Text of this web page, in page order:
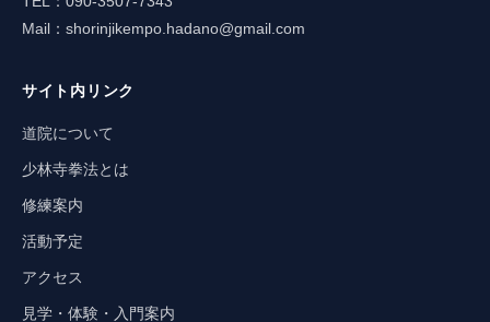
Mail： shorinjikempo.hadano@gmail.com
サイト内リンク
道院について
少林寺拳法とは
修練案内
活動予定
アクセス
見学・体験・入門案内